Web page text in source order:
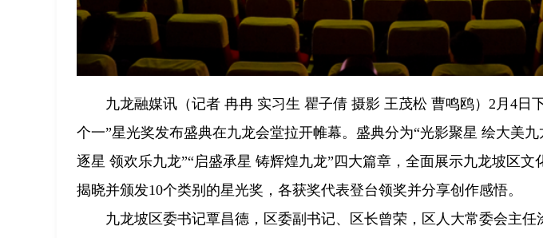
九龙融媒讯（记者 冉冉 实习生 瞿子倩 摄影 王茂松 曹鸣鸥）2月4日
个一”星光奖发布盛典在九龙会堂拉开帷幕。盛典分为“光影聚星 绘大美九
逐星 领欢乐九龙”“启盛承星 铸辉煌九龙”四大篇章，全面展示九龙坡区
揭晓并颁发10个类别的星光奖，各获奖代表登台领奖并分享创作感悟。
九龙坡区委书记覃昌德，区委副书记、区长曾荣，区人大常委会主任